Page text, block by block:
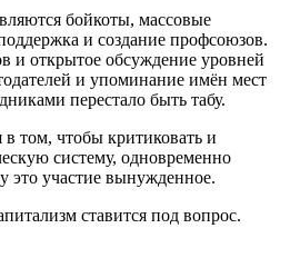
бойкоты, массовые
и создание профсоюзов.
и открытое обсуждение уровней
и упоминание имён мест
перестало быть табу.
том, чтобы критиковать и
систему, одновременно
это участие вынужденное.
ставится под вопрос.